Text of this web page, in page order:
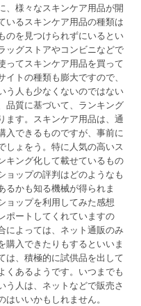
、様々なスキンケア用品が開
いるスキンケア用品の種類は
のを見つけられずにいるとい
ッグストアやコンビニなどで
ってスキンケア用品を買って
トの種類も膨大ですので、
う人も少なくないのではない
品質に基づいて、ランキング
ます。スキンケア用品は、通
入できるものですが、事前に
しょをう。特に人気の高いス
キング化して載せているもの
ョップの評判はどのようなも
るかも知る機械が得られま
ョップを利用してみた感想
ポートしてくれていますの
によっては、ネット通販のみ
購入できたりもするといいま
は、積極的に試供品を出して
くあるようです。いつまでも
う人は、ネットなどで販売さ
いいかもしれません。